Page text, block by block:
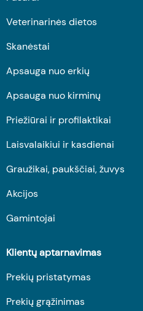
Veterinarinės dietos
Skanėstai
Apsauga nuo erkių
Apsauga nuo kirminų
Priežiūrai ir profilaktikai
Laisvalaikiui ir kasdienai
Graužikai, paukščiai, žuvys
Akcijos
Gamintojai
Klientų aptarnavimas
Prekių pristatymas
Prekių grąžinimas